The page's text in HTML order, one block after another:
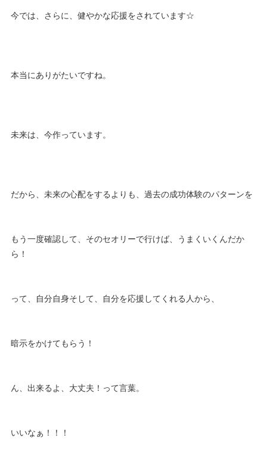
今では、さらに、健やかな応援をされています☆
本当にありがたいですね。
未来は、今作っています。
だから、未来の心配をするよりも、過去の成功体験のパターンを
もう一度確認して、そのセオリーで行けば、うまくいくんだか
ら！
って、自分自身そして、自分を応援してくれる人から、
暗示をかけてもらう！
ん、出来るよ、大丈夫！って言葉。
いいなぁ！！！